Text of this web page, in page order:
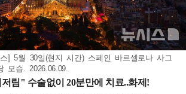
] 5월 30일(현지 시간) 스페인 바르셀로나 사그
모습. 2026.06.09.